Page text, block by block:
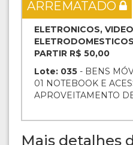
ARREMATADO
ELETRONICOS,
PARTIR R$ 50,00
Lote: 035 - BENS
01 NOTEBOOK E
APROVEITAMENTO
Mais detalhes